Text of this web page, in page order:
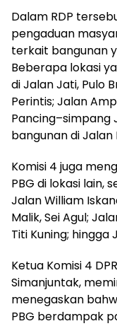
Dalam RDP
pengaduan
terkait bangunan
Beberapa lokasi
di Jalan Jati, Pulo
Perintis; Jalan
Pancing–simpang
bangunan di Jalan
Komisi 4 juga
PBG di lokasi lain,
Jalan William
Malik, Sei Agul;
Titi Kuning; hingga
Ketua Komisi 4
Simanjuntak,
menegaskan
PBG berdampak